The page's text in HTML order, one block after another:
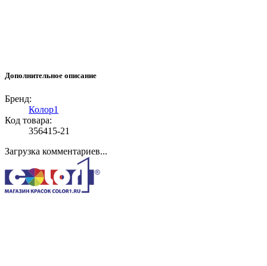
Дополнительное описание
Бренд:
Колор1
Код товара:
356415-21
Загрузка комментариев...